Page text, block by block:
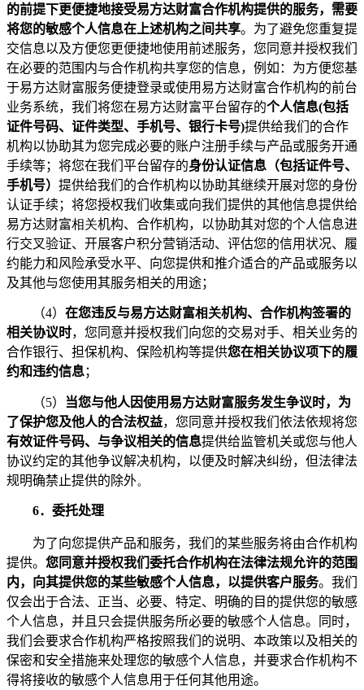
的前提下更便捷地接受易方达财富合作机构提供的服务，需要
将您的敏感个人信息在上述机构之间共享。为了避免您重复提
交信息以及方便您更便捷地使用前述服务，您同意并授权我们
在必要的范围内与合作机构共享您的信息，例如：为方便您基
于易方达财富服务便捷登录或使用易方达财富合作机构的前台
业务系统，我们将您在易方达财富平台留存的个人信息(包括
证件号码、证件类型、手机号、银行卡号)提供给我们的合作
机构以协助其为您完成必要的账户注册手续与产品或服务开通
手续等；将您在我们平台留存的身份认证信息（包括证件号、
手机号） 提供给我们的合作机构以协助其继续开展对您的身份
认证手续；将您授权我们收集或向我们提供的其他信息提供给
易方达财富相关机构、合作机构，以协助其对您的个人信息进
行交叉验证、开展客户积分营销活动、评估您的信用状况、履
约能力和风险承受水平、向您提供和推介适合的产品或服务以
及其他与您使用其服务相关的用途；
（4） 在您违反与易方达财富相关机构、合作机构签署的
相关协议时，您同意并授权我们向您的交易对手、相关业务的
合作银行、担保机构、保险机构等提供您在相关协议项下的履
约和违约信息；
（5）
当您与他人因使用易方达财富服务发生争议时，为
了保护您及他人的合法权益，您同意并授权我们依法依规将您
有效证件号码、与争议相关的信息提供给监管机关或您与他人
协议约定的其他争议解决机构，以便及时解决纠纷，但法律法
规明确禁止提供的除外。
6．委托处理
为了向您提供产品和服务，我们的某些服务将由合作机构
提供。 您同意并授权我们委托合作机构在法律法规允许的范围
内，向其提供您的某些敏感个人信息，以提供客户服务。我们
仅会出于合法、正当、必要、特定、明确的目的提供您的敏感
个人信息，并且只会提供服务所必要的敏感个人信息。同时，
我们会要求合作机构严格按照我们的说明、本政策以及相关的
保密和安全措施来处理您的敏感个人信息，并要求合作机构不
得将接收的敏感个人信息用于任何其他用途。